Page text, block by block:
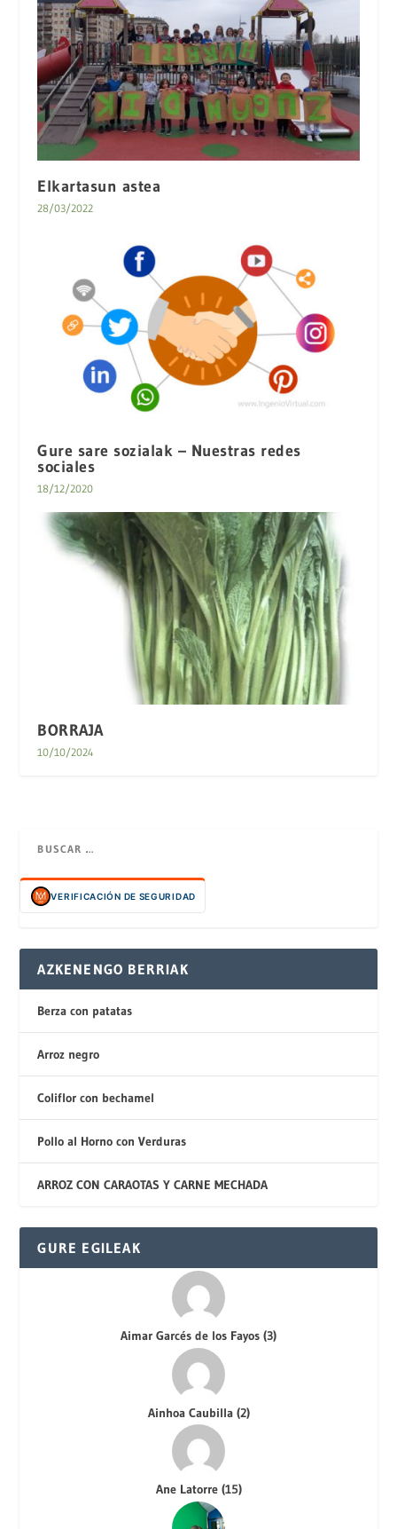
Elkartasun astea
28/03/2022
Gure sare sozialak – Nuestras redes
sociales
18/12/2020
BORRAJA
10/10/2024
VERIFICACIÓN DE SEGURIDAD
AZKENENGO BERRIAK
Berza con patatas
Arroz negro
Coliflor con bechamel
Pollo al Horno con Verduras
ARROZ CON CARAOTAS Y CARNE MECHADA
GURE EGILEAK
Aimar Garcés de los Fayos (3)
Ainhoa Caubilla (2)
Ane Latorre (15)